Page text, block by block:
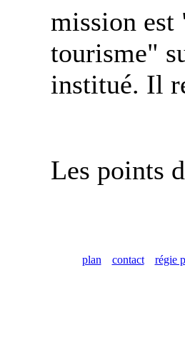
mission
tourisme"
institué. Il
Les points
plan contact régie